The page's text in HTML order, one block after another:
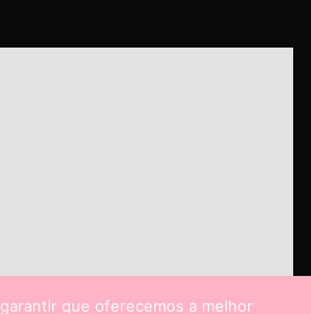
que oferecemos a melhor